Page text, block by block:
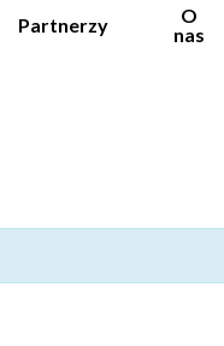
Partnerzy
O
nas